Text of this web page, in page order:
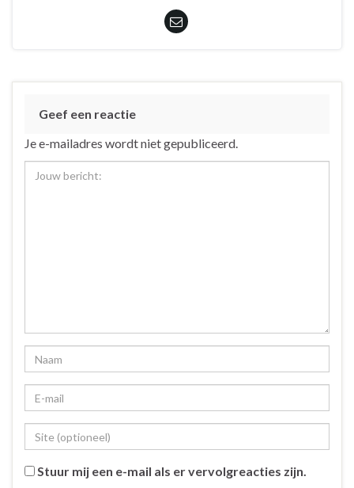
Geef een reactie
Je e-mailadres wordt niet gepubliceerd.
Stuur mij een e-mail als er vervolgreacties zijn.